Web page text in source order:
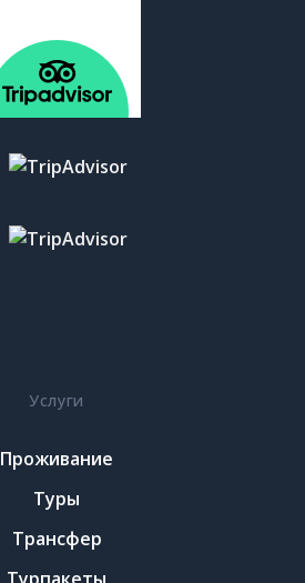
Услуги
Проживание
Туры
Трансфер